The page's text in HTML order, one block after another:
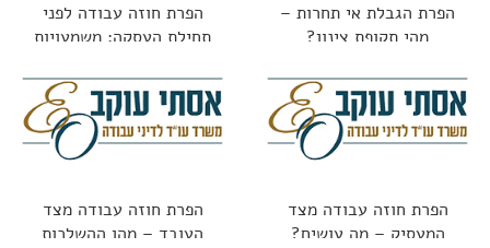
הפרת הגבלת אי תחרות –
מהי תקופת צינון?
הפרת חוזה עבודה לפני
תחילת העסקה: משמעויות
הפרת חוזה עבודה מצד
המעסיק – מה עושים?
הפרת חוזה עבודה מצד
העובד – מהן ההשלכות